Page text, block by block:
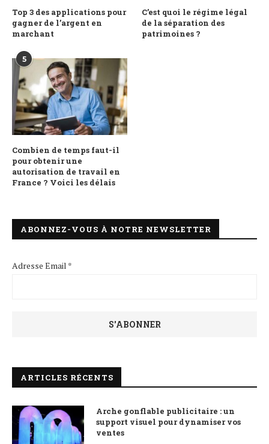
Top 3 des applications pour
gagner de l’argent en
marchant
C’est quoi le régime légal
de la séparation des
patrimoines ?
5
Combien de temps faut-il
pour obtenir une
autorisation de travail en
France ? Voici les délais
ABONNEZ-VOUS À NOTRE NEWSLETTER
Adresse Email *
ARTICLES RÉCENTS
Arche gonflable publicitaire : un
support visuel pour dynamiser vos
ventes